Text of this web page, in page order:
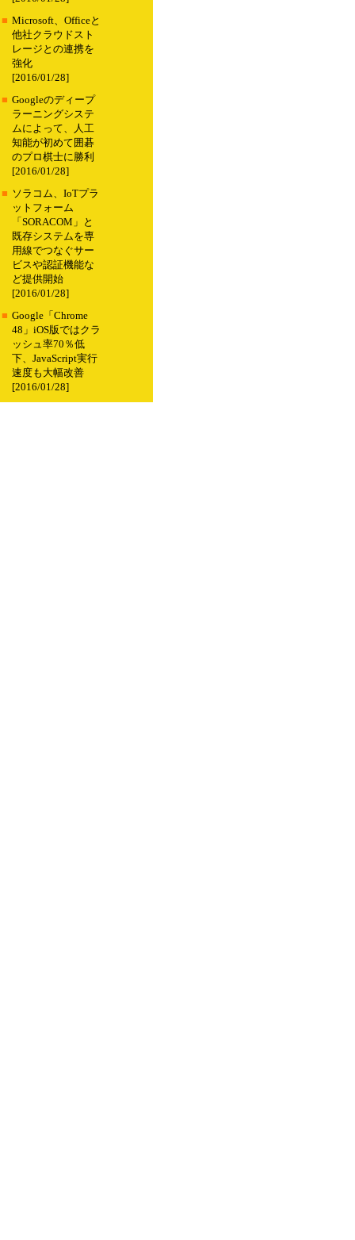
■ Microsoft、Officeと
他社クラウドスト
レージとの連携を
強化
[2016/01/28]
■ Googleのディープ
ラーニングシステ
ムによって、人工
知能が初めて囲碁
のプロ棋士に勝利
[2016/01/28]
■ ソラコム、IoTプラ
ットフォーム
「SORACOM」と
既存システムを専
用線でつなぐサー
ビスや認証機能な
ど提供開始
[2016/01/28]
■ Google「Chrome
48」iOS版ではクラ
ッシュ率70％低
下、JavaScript実行
速度も大幅改善
[2016/01/28]